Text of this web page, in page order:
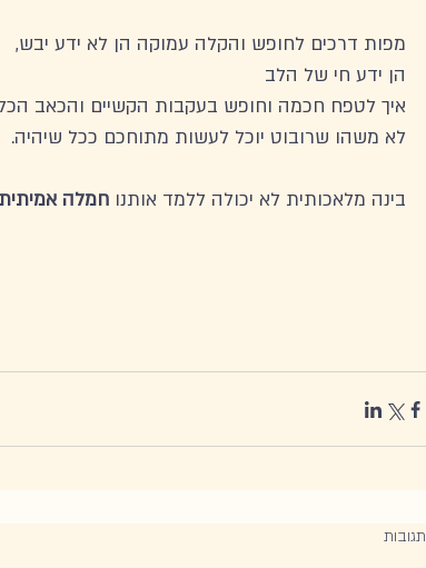
מפות דרכים לחופש והקלה עמוקה הן לא ידע יבש,
הן ידע חי של הלב
איך לטפח חכמה וחופש בעקבות הקשיים והכאב הכל
לא משהו שרובוט יוכל לעשות מתוחכם ככל שיהיה.
בינה מלאכותית לא יכולה ללמד אותנו חמלה
תגובות